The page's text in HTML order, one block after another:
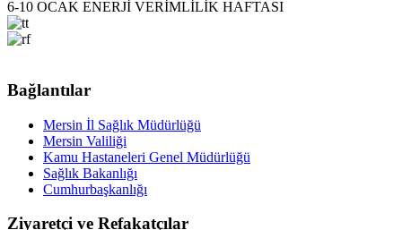
6-10 OCAK ENERJİ VERİMLİLİK HAFTASI
Bağlantılar
Mersin İl Sağlık Müdürlüğü
Mersin Valiliği
Kamu Hastaneleri Genel Müdürlüğü
Sağlık Bakanlığı
Cumhurbaşkanlığı
Ziyaretçi ve Refakatçılar